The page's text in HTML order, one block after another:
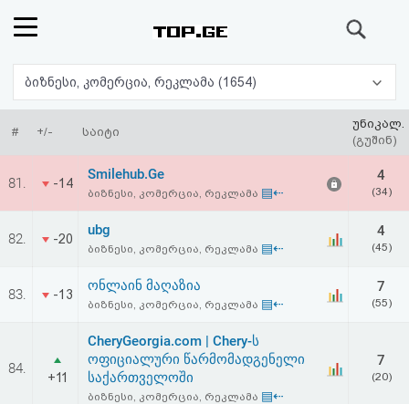
რეიტინგი
(მთავარი)
კითხვა-
პასუხი
ავტორიზაცია
რეგისტრაცია
პაროლის
ბიზნესი, კომერცია, რეკლამა (1654)
# +/- საიტი
უნიკალ.
(გუშინ)
81. -14
Smilehub.Ge
ბიზნესი, კომერცია, რეკლამა ▤⇠
4
(34)
82. -20
ubg
ბიზნესი, კომერცია, რეკლამა ▤⇠
4
(45)
83. -13
ონლაინ მაღაზია
ბიზნესი, კომერცია, რეკლამა ▤⇠
7
(55)
84.
+11
CheryGeorgia.com | Chery-ს
ოფიციალური წარმომადგენელი
საქართველოში
ბიზნესი, კომერცია, რეკლამა ▤⇠
7
(20)